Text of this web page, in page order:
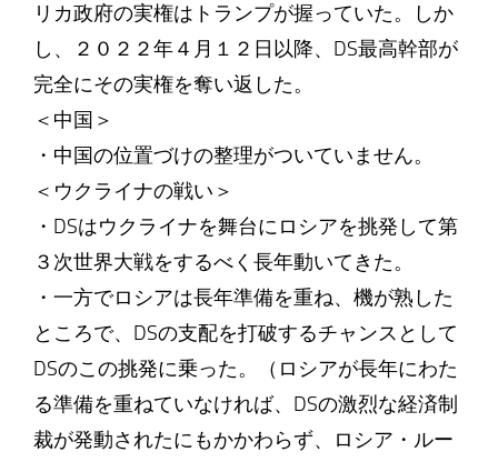
リカ政府の実権はトランプが握っていた。しか
し、２０２２年４月１２日以降、DS最高幹部が
完全にその実権を奪い返した。
＜中国＞
・中国の位置づけの整理がついていません。
＜ウクライナの戦い＞
・DSはウクライナを舞台にロシアを挑発して第
３次世界大戦をするべく長年動いてきた。
・一方でロシアは長年準備を重ね、機が熟した
ところで、DSの支配を打破するチャンスとして
DSのこの挑発に乗った。（ロシアが長年にわた
る準備を重ねていなければ、DSの激烈な経済制
裁が発動されたにもかかわらず、ロシア・ルー